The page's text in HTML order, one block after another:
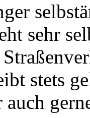
sehr
stets